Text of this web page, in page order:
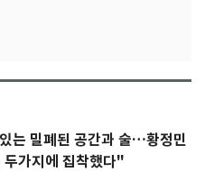
는 밀폐된 공간과 술…황정민
두가지에 집착했다"